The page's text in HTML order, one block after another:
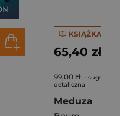
KSIĄŻKA
65,40 zł
99,00 zł -
detaliczna
Meduza